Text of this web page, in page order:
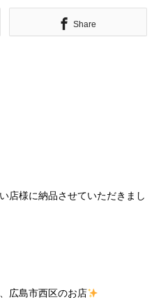
Share
店様に納品させていただきまし
広島市西区のお店